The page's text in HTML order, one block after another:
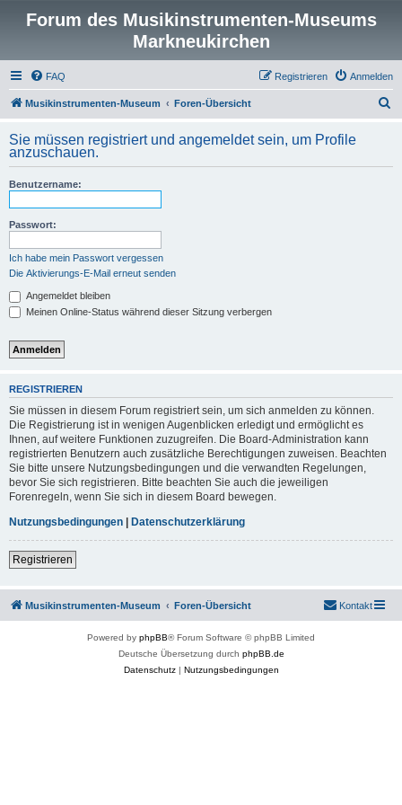
Forum des Musikinstrumenten-Museums
Markneukirchen
FAQ Anmelden
Registrieren
Musikinstrumenten-Museum Foren-Übersicht
h
Sie müssen registriert und angemeldet sein, um Profile
anzuschauen.
Benutzername:
Passwort:
Ich habe mein Passwort vergessen
Die Aktivierungs-E-Mail erneut senden
Angemeldet bleiben
Meinen Online-Status während dieser Sitzung verbergen
REGISTRIEREN
Sie müssen in diesem Forum registriert sein, um sich anmelden zu können.
Die Registrierung ist in wenigen Augenblicken erledigt und ermöglicht es
Ihnen, auf weitere Funktionen zuzugreifen. Die Board-Administration kann
registrierten Benutzern auch zusätzliche Berechtigungen zuweisen. Beachten
Sie bitte unsere Nutzungsbedingungen und die verwandten Regelungen,
bevor Sie sich registrieren. Bitte beachten Sie auch die jeweiligen
Forenregeln, wenn Sie sich in diesem Board bewegen.
Nutzungsbedingungen | Datenschutzerklärung
Registrieren
Musikinstrumenten-Museum Foren-Übersicht Kontakt
Powered by phpBB® Forum Software © phpBB Limited
Deutsche Übersetzung durch phpBB.de
Datenschutz| Nutzungsbedingungen